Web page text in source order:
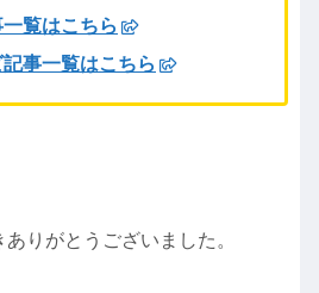
覧はこちら
事一覧はこちら
りがとうございました。